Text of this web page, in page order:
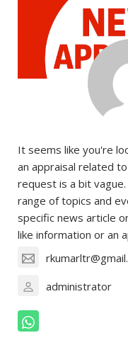
It seems like you're
an appraisal related
request is a bit
range of topics and
specific news article
like information or an
administrator